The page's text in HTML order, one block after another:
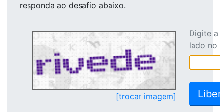
responda ao desafio abaixo.
[trocar imagem]
Digite
lado no